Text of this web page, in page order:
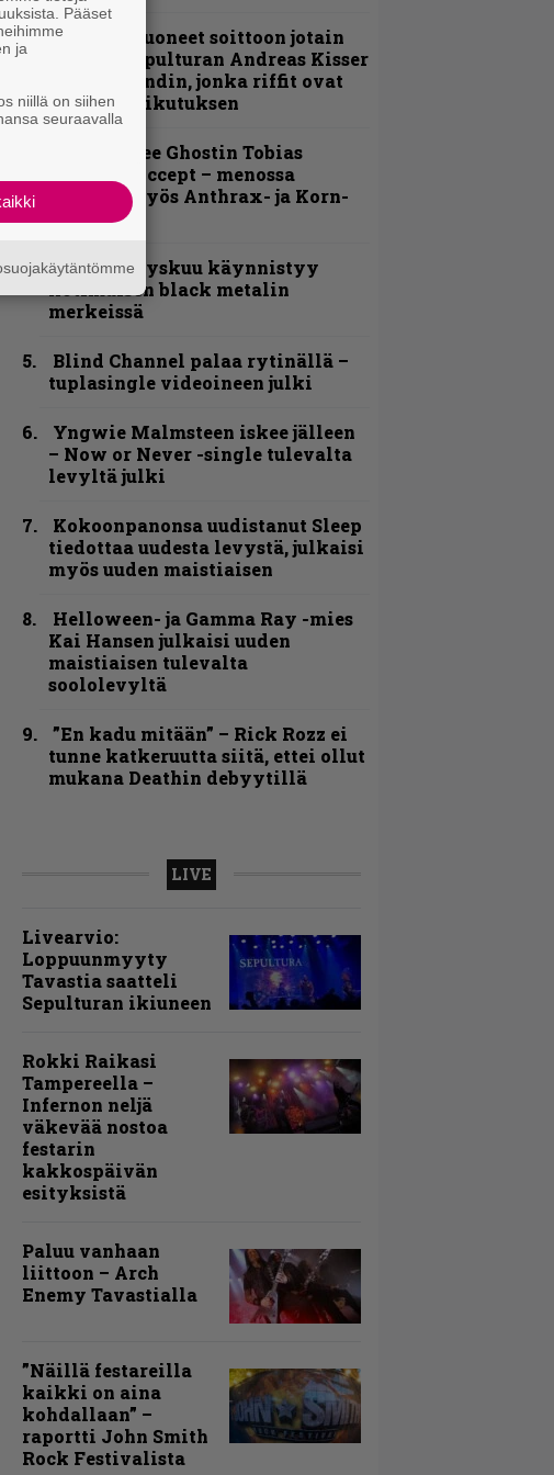
”He ovat tuoneet soittoon jotain
uutta” – Sepulturan Andreas Kisser
nimeää bändin, jonka riffit ovat
tehneet vaikutuksen
Näin lähtee Ghostin Tobias
Forgelta Accept – menossa
mukana myös Anthrax- ja Korn-
miehistöä
Espoon syyskuu käynnistyy
kotimaisen black metalin
merkeissä
Blind Channel palaa rytinällä –
tuplasingle videoineen julki
Yngwie Malmsteen iskee jälleen
– Now or Never -single tulevalta
levyltä julki
Kokoonpanonsa uudistanut Sleep
tiedottaa uudesta levystä, julkaisi
myös uuden maistiaisen
Helloween- ja Gamma Ray -mies
Kai Hansen julkaisi uuden
maistiaisen tulevalta
soololevyltä
”En kadu mitään” – Rick Rozz ei
tunne katkeruutta siitä, ettei ollut
mukana Deathin debyytillä
LIVE
Livearvio:
Loppuunmyyty
Tavastia saatteli
Sepulturan ikiuneen
Rokki Raikasi
Tampereella –
Infernon neljä
väkevää nostoa
festarin
kakkospäivän
esityksistä
Paluu vanhaan
liittoon – Arch
Enemy Tavastialla
”Näillä festareilla
kaikki on aina
kohdallaan” –
raportti John Smith
Rock Festivalista
Pääset
ja
niillä on siihen
seuraavalla